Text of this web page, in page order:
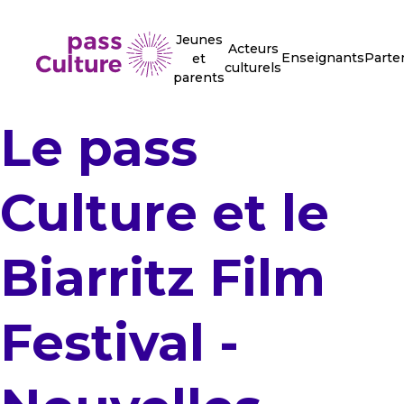
Jeunes
et
parents
Acteurs
culturels
Enseignants
Le pass
Culture et le
Biarritz Film
Festival -